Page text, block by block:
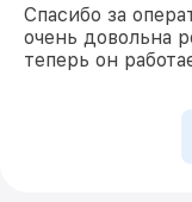
Спасибо за
очень довольна
теперь он